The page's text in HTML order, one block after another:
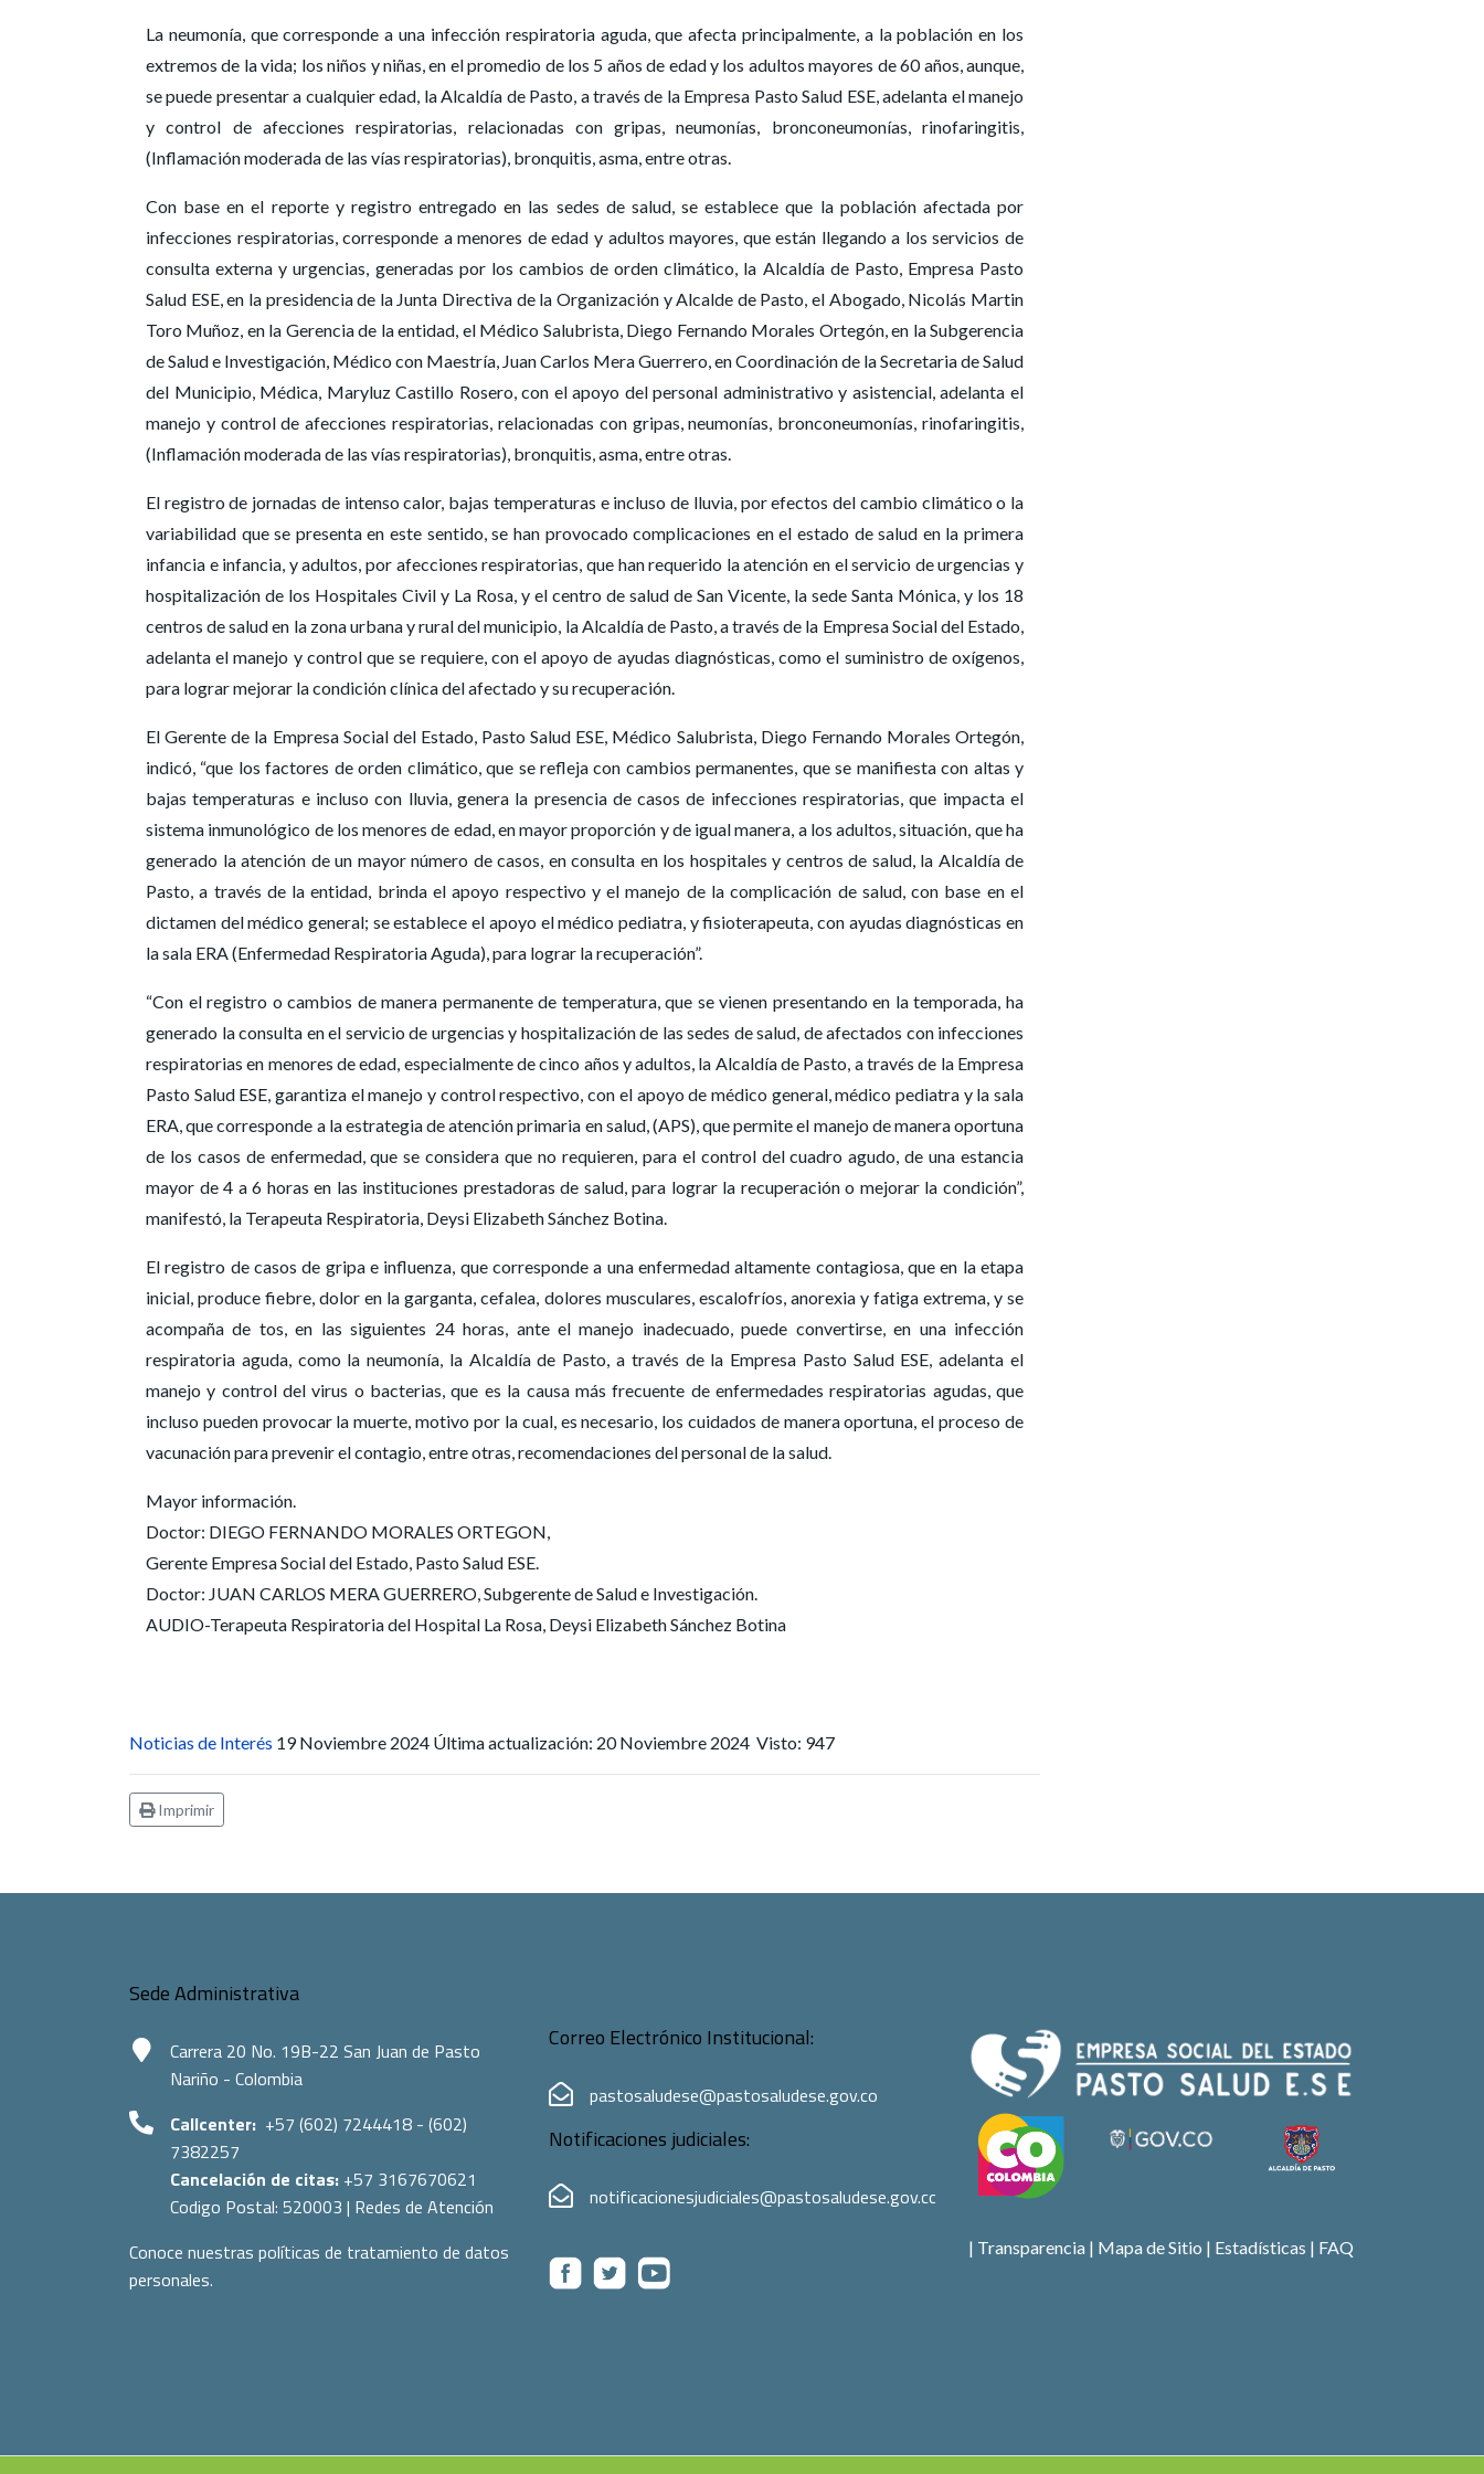
La neumonía, que corresponde a una infección respiratoria aguda, que afecta principalmente, a la población en los
extremos de la vida; los niños y niñas, en el promedio de los 5 años de edad y los adultos mayores de 60 años, aunque,
se puede presentar a cualquier edad, la Alcaldía de Pasto, a través de la Empresa Pasto Salud ESE, adelanta el manejo
y control de afecciones respiratorias, relacionadas con gripas, neumonías, bronconeumonías, rinofaringitis,
(Inflamación moderada de las vías respiratorias), bronquitis, asma, entre otras.
Con base en el reporte y registro entregado en las sedes de salud, se establece que la población afectada por
infecciones respiratorias, corresponde a menores de edad y adultos mayores, que están llegando a los servicios de
consulta externa y urgencias, generadas por los cambios de orden climático, la Alcaldía de Pasto, Empresa Pasto
Salud ESE, en la presidencia de la Junta Directiva de la Organización y Alcalde de Pasto, el Abogado, Nicolás Martin
Toro Muñoz, en la Gerencia de la entidad, el Médico Salubrista, Diego Fernando Morales Ortegón, en la Subgerencia
de Salud e Investigación, Médico con Maestría, Juan Carlos Mera Guerrero, en Coordinación de la Secretaria de Salud
del Municipio, Médica, Maryluz Castillo Rosero, con el apoyo del personal administrativo y asistencial, adelanta el
manejo y control de afecciones respiratorias, relacionadas con gripas, neumonías, bronconeumonías, rinofaringitis,
(Inflamación moderada de las vías respiratorias), bronquitis, asma, entre otras.
El registro de jornadas de intenso calor, bajas temperaturas e incluso de lluvia, por efectos del cambio climático o la
variabilidad que se presenta en este sentido, se han provocado complicaciones en el estado de salud en la primera
infancia e infancia, y adultos, por afecciones respiratorias, que han requerido la atención en el servicio de urgencias y
hospitalización de los Hospitales Civil y La Rosa, y el centro de salud de San Vicente, la sede Santa Mónica, y los 18
centros de salud en la zona urbana y rural del municipio, la Alcaldía de Pasto, a través de la Empresa Social del Estado,
adelanta el manejo y control que se requiere, con el apoyo de ayudas diagnósticas, como el suministro de oxígenos,
para lograr mejorar la condición clínica del afectado y su recuperación.
El Gerente de la Empresa Social del Estado, Pasto Salud ESE, Médico Salubrista, Diego Fernando Morales Ortegón,
indicó, “que los factores de orden climático, que se refleja con cambios permanentes, que se manifiesta con altas y
bajas temperaturas e incluso con lluvia, genera la presencia de casos de infecciones respiratorias, que impacta el
sistema inmunológico de los menores de edad, en mayor proporción y de igual manera, a los adultos, situación, que ha
generado la atención de un mayor número de casos, en consulta en los hospitales y centros de salud, la Alcaldía de
Pasto, a través de la entidad, brinda el apoyo respectivo y el manejo de la complicación de salud, con base en el
dictamen del médico general; se establece el apoyo el médico pediatra, y fisioterapeuta, con ayudas diagnósticas en
la sala ERA (Enfermedad Respiratoria Aguda), para lograr la recuperación”.
“Con el registro o cambios de manera permanente de temperatura, que se vienen presentando en la temporada, ha
generado la consulta en el servicio de urgencias y hospitalización de las sedes de salud, de afectados con infecciones
respiratorias en menores de edad, especialmente de cinco años y adultos, la Alcaldía de Pasto, a través de la Empresa
Pasto Salud ESE, garantiza el manejo y control respectivo, con el apoyo de médico general, médico pediatra y la sala
ERA, que corresponde a la estrategia de atención primaria en salud, (APS), que permite el manejo de manera oportuna
de los casos de enfermedad, que se considera que no requieren, para el control del cuadro agudo, de una estancia
mayor de 4 a 6 horas en las instituciones prestadoras de salud, para lograr la recuperación o mejorar la condición”,
manifestó, la Terapeuta Respiratoria, Deysi Elizabeth Sánchez Botina.
El registro de casos de gripa e influenza, que corresponde a una enfermedad altamente contagiosa, que en la etapa
inicial, produce fiebre, dolor en la garganta, cefalea, dolores musculares, escalofríos, anorexia y fatiga extrema, y se
acompaña de tos, en las siguientes 24 horas, ante el manejo inadecuado, puede convertirse, en una infección
respiratoria aguda, como la neumonía, la Alcaldía de Pasto, a través de la Empresa Pasto Salud ESE, adelanta el
manejo y control del virus o bacterias, que es la causa más frecuente de enfermedades respiratorias agudas, que
incluso pueden provocar la muerte, motivo por la cual, es necesario, los cuidados de manera oportuna, el proceso de
vacunación para prevenir el contagio, entre otras, recomendaciones del personal de la salud.
Mayor información.
Doctor: DIEGO FERNANDO MORALES ORTEGON,
Gerente Empresa Social del Estado, Pasto Salud ESE.
Doctor: JUAN CARLOS MERA GUERRERO, Subgerente de Salud e Investigación.
AUDIO-Terapeuta Respiratoria del Hospital La Rosa, Deysi Elizabeth Sánchez Botina
Noticias de Interés 19 Noviembre 2024 Última actualización: 20 Noviembre 2024 Visto: 947
Imprimir
Sede Administrativa
Carrera 20 No. 19B-22 San Juan de Pasto
Nariño - Colombia
Callcenter: +57 (602) 7244418 - (602)
7382257
Cancelación de citas: +57 3167670621
Codigo Postal: 520003 | Redes de Atención
Conoce nuestras políticas de tratamiento de datos
personales.
Correo Electrónico Institucional:
pastosaludese@pastosaludese.gov.co
Notificaciones judiciales:
notificacionesjudiciales@pastosaludese.gov.co
| Transparencia | Mapa de Sitio | Estadísticas | FAQ